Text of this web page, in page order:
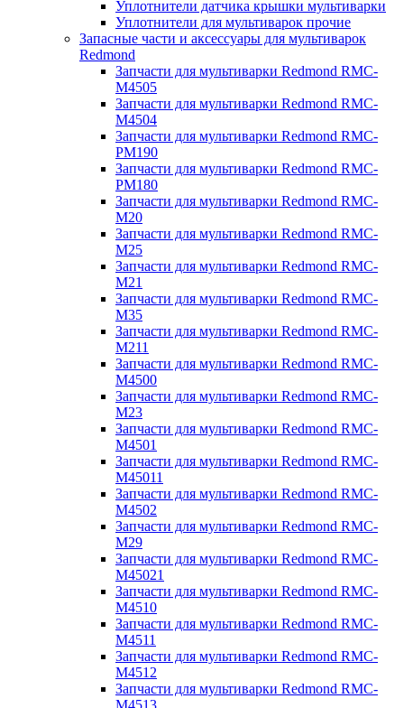
Уплотнители датчика крышки мультиварки
Уплотнители для мультиварок прочие
Запасные части и аксессуары для мультиварок
Redmond
Запчасти для мультиварки Redmond RMC-
M4505
Запчасти для мультиварки Redmond RMC-
M4504
Запчасти для мультиварки Redmond RMC-
PM190
Запчасти для мультиварки Redmond RMC-
PM180
Запчасти для мультиварки Redmond RMC-
M20
Запчасти для мультиварки Redmond RMC-
M25
Запчасти для мультиварки Redmond RMC-
M21
Запчасти для мультиварки Redmond RMC-
M35
Запчасти для мультиварки Redmond RMC-
M211
Запчасти для мультиварки Redmond RMC-
M4500
Запчасти для мультиварки Redmond RMC-
M23
Запчасти для мультиварки Redmond RMC-
M4501
Запчасти для мультиварки Redmond RMC-
M45011
Запчасти для мультиварки Redmond RMC-
M4502
Запчасти для мультиварки Redmond RMC-
M29
Запчасти для мультиварки Redmond RMC-
M45021
Запчасти для мультиварки Redmond RMC-
M4510
Запчасти для мультиварки Redmond RMC-
M4511
Запчасти для мультиварки Redmond RMC-
M4512
Запчасти для мультиварки Redmond RMC-
M4513